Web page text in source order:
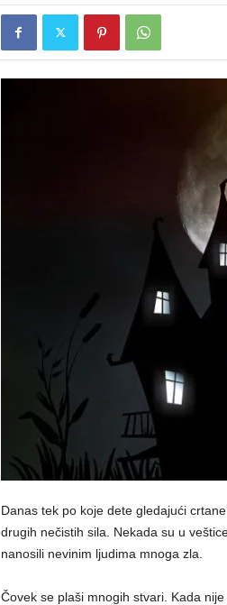
Danas tek po koje dete gledajući
drugih nečistih sila. Nekada su u
nanosili nevinim ljudima mnoga zla.
Čovek se plaši mnogih stvari. Kada nije